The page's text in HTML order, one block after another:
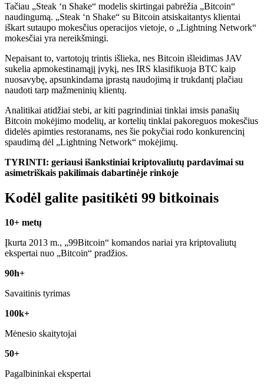
Tačiau „Steak ‘n Shake“ modelis skirtingai pabrėžia „Bitcoin“
naudingumą. „Steak ‘n Shake“ su Bitcoin atsiskaitantys klientai
iškart sutaupo mokesčius operacijos vietoje, o „Lightning Network“
mokesčiai yra nereikšmingi.
Nepaisant to, vartotojų trintis išlieka, nes Bitcoin išleidimas JAV
sukelia apmokestinamąjį įvykį, nes IRS klasifikuoja BTC kaip
nuosavybę, apsunkindama įprastą naudojimą ir trukdantį plačiau
naudoti tarp mažmeninių klientų.
Analitikai atidžiai stebi, ar kiti pagrindiniai tinklai imsis panašių
Bitcoin mokėjimo modelių, ar kortelių tinklai pakoreguos mokesčius
didelės apimties restoranams, nes šie pokyčiai rodo konkurencinį
spaudimą dėl „Lightning Network“ mokėjimų.
TYRINTI: geriausi išankstiniai kriptovaliutų pardavimai su
asimetriškais pakilimais dabartinėje rinkoje
Kodėl galite pasitikėti 99 bitkoinais
10+ metų
Įkurta 2013 m., „99Bitcoin“ komandos nariai yra kriptovaliutų
ekspertai nuo „Bitcoin“ pradžios.
90h+
Savaitinis tyrimas
100k+
Mėnesio skaitytojai
50+
Pagalbininkai ekspertai